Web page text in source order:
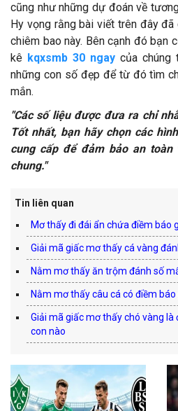
cũng như những dự đoán về
Hy vọng rằng bài viết trên đây
chiêm bao này. Bên cạnh đó bạn
kê kqxsmb 30 ngay của
những con số đẹp để từ đó tìm
mắn.
"Các số liệu được đưa ra chỉ
Tốt nhất, bạn hãy chọn các
cung cấp để đảm bảo an
chung."
Tin liên quan
Mơ thấy đi đái ẩn chứa điềm báo
Giải mã giấc mơ thấy cá vàng
Nằm mơ thấy ăn trộm đánh số
Nằm mơ thấy câu cá có điềm
Giải mã giấc mơ thấy chó vàng là
con nào